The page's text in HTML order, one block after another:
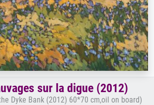
sur la digue (2012)
Dyke Bank (2012) 60*70 cm,oil on board)